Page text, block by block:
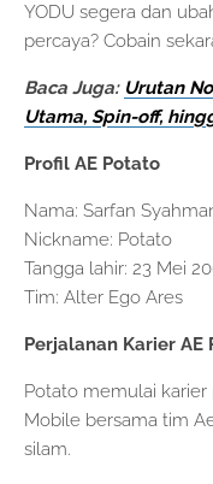
YODU segera dan
percaya? Cobain
Baca Juga: Urutan
Utama, Spin-off,
Profil AE Potato
Nama: Sarfan
Nickname: Potato
Tangga lahir: 23 Mei
Tim: Alter Ego Ares
Perjalanan Karier AE
Potato memulai karier
Mobile bersama tim
silam.